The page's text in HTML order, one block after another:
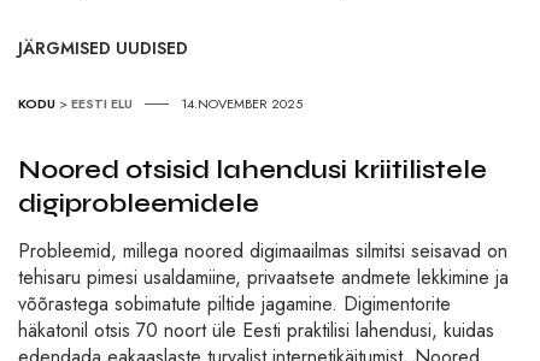
JÄRGMISED UUDISED
KODU >EESTI ELU 14.NOVEMBER 2025
Noored otsisid lahendusi kriitilistele
digiprobleemidele
Probleemid, millega noored digimaailmas silmitsi seisavad on
tehisaru pimesi usaldamiine, privaatsete andmete lekkimine ja
võõrastega sobimatute piltide jagamine. Digimentorite
häkatonil otsis 70 noort üle Eesti praktilisi lahendusi, kuidas